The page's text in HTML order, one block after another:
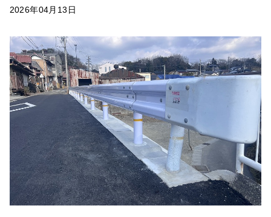
2026年04月13日